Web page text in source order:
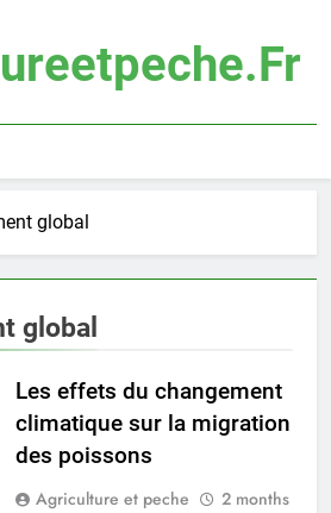
global
global
Les effets du changement
climatique sur la migration
des poissons
Agriculture et peche
2 months